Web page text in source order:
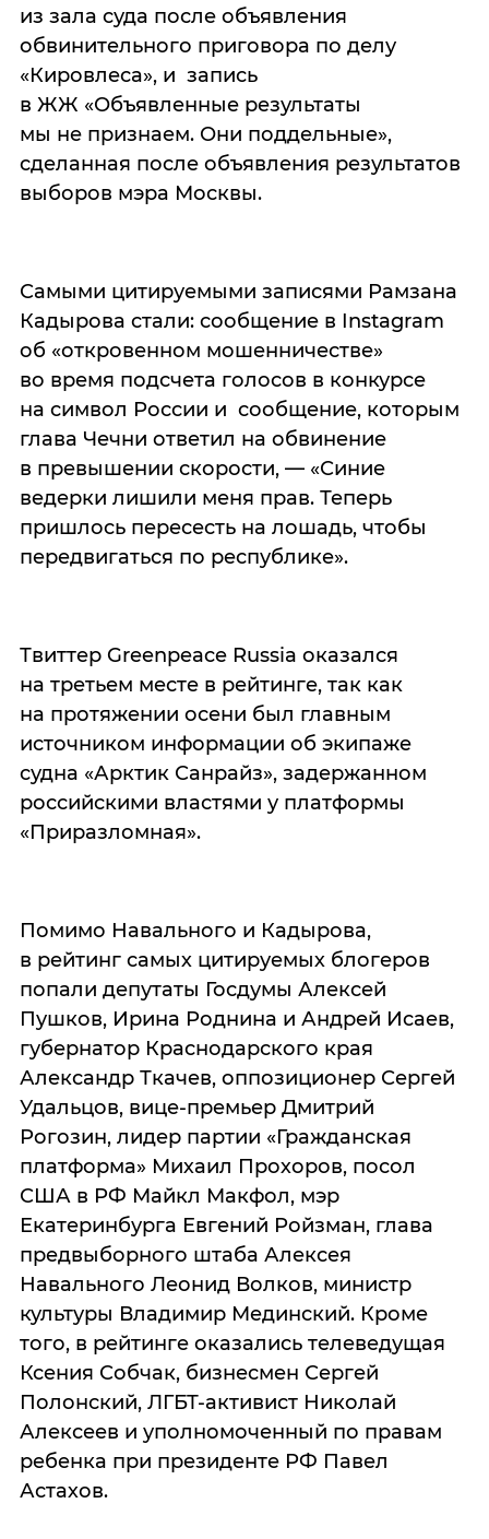
из зала суда после объявления
обвинительного приговора по делу
«Кировлеса», и запись
в ЖЖ «Объявленные результаты
мы не признаем. Они поддельные»,
сделанная после объявления результатов
выборов мэра Москвы.
Самыми цитируемыми записями Рамзана
Кадырова стали: сообщение в Instagram
об «откровенном мошенничестве»
во время подсчета голосов в конкурсе
на символ России и сообщение, которым
глава Чечни ответил на обвинение
в превышении скорости, — «Синие
ведерки лишили меня прав. Теперь
пришлось пересесть на лошадь, чтобы
передвигаться по республике».
Твиттер Greenpeace Russia оказался
на третьем месте в рейтинге, так как
на протяжении осени был главным
источником информации об экипаже
судна «Арктик Санрайз», задержанном
российскими властями у платформы
«Приразломная».
Помимо Навального и Кадырова,
в рейтинг самых цитируемых блогеров
попали депутаты Госдумы Алексей
Пушков, Ирина Роднина и Андрей Исаев,
губернатор Краснодарского края
Александр Ткачев, оппозиционер Сергей
Удальцов, вице-премьер Дмитрий
Рогозин, лидер партии «Гражданская
платформа» Михаил Прохоров, посол
США в РФ Майкл Макфол, мэр
Екатеринбурга Евгений Ройзман, глава
предвыборного штаба Алексея
Навального Леонид Волков, министр
культуры Владимир Мединский. Кроме
того, в рейтинге оказались телеведущая
Ксения Собчак, бизнесмен Сергей
Полонский, ЛГБТ-активист Николай
Алексеев и уполномоченный по правам
ребенка при президенте РФ Павел
Астахов.